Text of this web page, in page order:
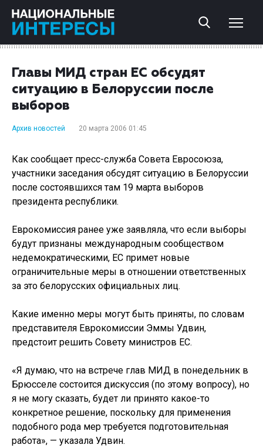
Главы МИД стран ЕС обсудят
ситуацию в Белоруссии после
выборов
Архив новостей 20 марта 2006 01:45
Как сообщает пресс-служба Совета Евросоюза,
участники заседания обсудят ситуацию в Белоруссии
после состоявшихся там 19 марта выборов
президента республики.
Еврокомиссия ранее уже заявляла, что если выборы
будут признаны международным сообществом
недемократическими, ЕС примет новые
ограничительные меры в отношении ответственных
за это белорусских официальных лиц.
Какие именно меры могут быть приняты, по словам
представителя Еврокомиссии Эммы Удвин,
предстоит решить Совету министров ЕС.
«Я думаю, что на встрече глав МИД в понедельник в
Брюсселе состоится дискуссия (по этому вопросу), но
я не могу сказать, будет ли принято какое-то
конкретное решение, поскольку для применения
подобного рода мер требуется подготовительная
работа», — указала Удвин.